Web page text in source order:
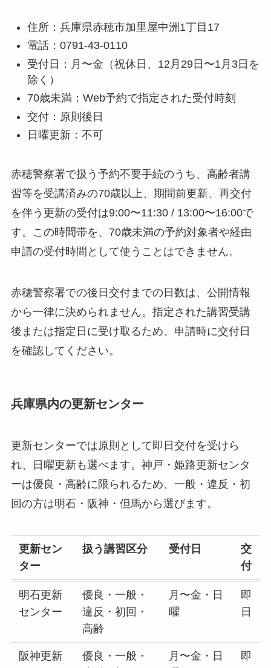
住所：兵庫県赤穂市加里屋中洲1丁目17
電話：0791-43-0110
受付日：月〜金（祝休日、12月29日〜1月3日を
除く）
70歳未満：Web予約で指定された受付時刻
交付：原則後日
日曜更新：不可
赤穂警察署で扱う予約不要手続のうち、高齢者講
習等を受講済みの70歳以上、期間前更新、再交付
を伴う更新の受付は9:00〜11:30 / 13:00〜16:00で
す。この時間帯を、70歳未満の予約対象者や経由
申請の受付時間として使うことはできません。
赤穂警察署での後日交付までの日数は、公開情報
から一律に決められません。指定された講習受講
後または指定日に受け取るため、申請時に交付日
を確認してください。
兵庫県内の更新センター
更新センターでは原則として即日交付を受けら
れ、日曜更新も選べます。神戸・姫路更新センタ
ーは優良・高齢に限られるため、一般・違反・初
回の方は明石・阪神・但馬から選びます。
更新セン
ター
扱う講習区分 受付日
交
付
明石更新
センター
優良・一般・
違反・初回・
高齢
月〜金・日
曜
即
日
阪神更新
優良・一般・
月〜金・日
即